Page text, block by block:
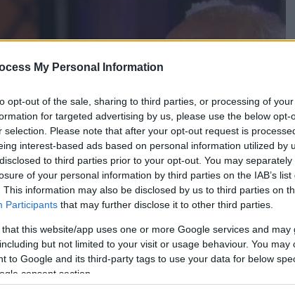
My Personal Information
opt-out of the sale, sharing to third parties, or processing of
for targeted advertising by us, please use the below opt-
selection. Please note that after your opt-out request is
interest-based ads based on personal information utilized by
to third parties prior to your opt-out. You may
of your personal information by third parties on the IAB’s list
This information may also be disclosed by us to third parties on
Participants that may further disclose it to other third parties.
that this website/app uses one or more Google services and may
but not limited to your visit or usage behaviour. You may
to Google and its third-party tags to use your data for below
consent section.